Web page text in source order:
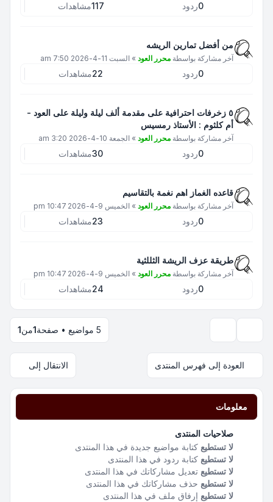
0ردود 117مشاهدات
من أفضل تمارين الريشه
آخر مشاركة بواسطة محرر العود » السبت 11-4-2026 7:50 am
0ردود 22مشاهدات
٥ زخرفات احترافية على مقدمة ألف ليلة وليلة على العود -
أم كلثوم : الأستاذ رمسيس
آخر مشاركة بواسطة محرر العود » الجمعة 10-4-2026 3:20 am
0ردود 30مشاهدات
قاعده الغماز اهم نغمة بالتقاسيم
آخر مشاركة بواسطة محرر العود » الخميس 9-4-2026 10:47 pm
0ردود 23مشاهدات
طريقة عزف الريشة الثللثية
آخر مشاركة بواسطة محرر العود » الخميس 9-4-2026 10:47 pm
0ردود 24مشاهدات
5 مواضيع • صفحة 1من1
العودة إلى فهرس المنتدى الانتقال إلى
معلومات
صلاحيات المنتدى
لا تستطيع كتابة مواضيع جديدة في هذا المنتدى
لا تستطيع كتابة ردود في هذا المنتدى
لا تستطيع تعديل مشاركاتك في هذا المنتدى
لا تستطيع حذف مشاركاتك في هذا المنتدى
لا تستطيع إرفاق ملف في هذا المنتدى